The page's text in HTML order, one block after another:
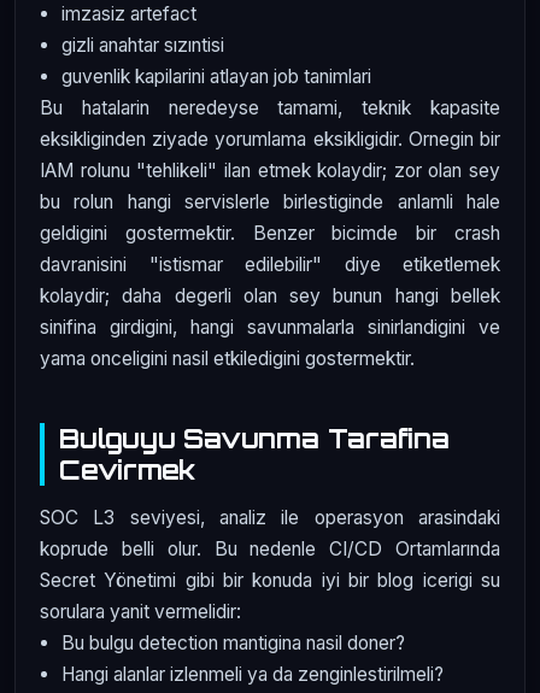
imzasiz artefact
gizli anahtar sızıntisi
guvenlik kapilarini atlayan job tanimlari
Bu hatalarin neredeyse tamami, teknik kapasite
eksikliginden ziyade yorumlama eksikligidir. Ornegin bir
IAM rolunu "tehlikeli" ilan etmek kolaydir; zor olan sey
bu rolun hangi servislerle birlestiginde anlamli hale
geldigini gostermektir. Benzer bicimde bir crash
davranisini "istismar edilebilir" diye etiketlemek
kolaydir; daha degerli olan sey bunun hangi bellek
sinifina girdigini, hangi savunmalarla sinirlandigini ve
yama onceligini nasil etkiledigini gostermektir.
Bulguyu Savunma Tarafina
Cevirmek
SOC L3 seviyesi, analiz ile operasyon arasindaki
koprude belli olur. Bu nedenle CI/CD Ortamlarında
Secret Yönetimi gibi bir konuda iyi bir blog icerigi su
sorulara yanit vermelidir:
Bu bulgu detection mantigina nasil doner?
Hangi alanlar izlenmeli ya da zenginlestirilmeli?